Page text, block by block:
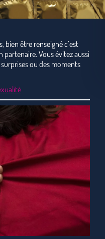
bien être renseigné c’est
partenaire. Vous évitez aussi
ou des moments